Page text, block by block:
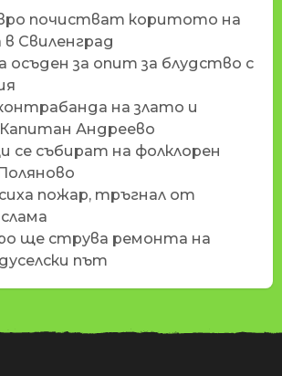
почистват коритото на
Свиленград
осъден за опит за блудство с
на злато и
Капитан Андреево
се събират на фолклорен
пожар, тръгнал от
ще струва ремонта на
път